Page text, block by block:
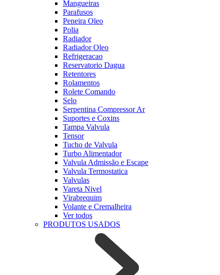
Mangueiras
Parafusos
Peneira Oleo
Polia
Radiador
Radiador Oleo
Refrigeracao
Reservatorio Dagua
Retentores
Rolamentos
Rolete Comando
Selo
Serpentina Compressor Ar
Suportes e Coxins
Tampa Valvula
Tensor
Tucho de Valvula
Turbo Alimentador
Valvula Admissão e Escape
Valvula Termostatica
Valvulas
Vareta Nivel
Virabrequim
Volante e Cremalheira
Ver todos
PRODUTOS USADOS